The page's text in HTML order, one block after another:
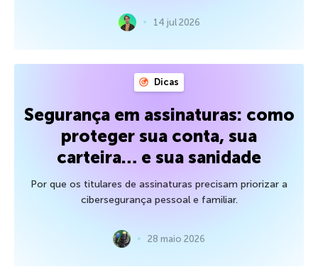
14 jul 2026
Dicas
Segurança em assinaturas: como
proteger sua conta, sua
carteira… e sua sanidade
Por que os titulares de assinaturas precisam priorizar a
cibersegurança pessoal e familiar.
28 maio 2026